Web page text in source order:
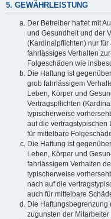
5. GEWÄHRLEISTUNG
Der Betreiber haftet mit
und Gesundheit und der
(Kardinalpflichten) nur
fahrlässiges Verhalten
Folgeschäden wie
Die Haftung ist
grob fahrlässigem
Leben, Körper und
Vertragspflichten
typischerweise
auf die vertragstypischen
für mittelbare
Die Haftung ist
Leben, Körper und
fahrlässigem Verhalten
typischerweise
nach auf die
auch für mittelbare
Die Haftungsbegrenzung
zugunsten der